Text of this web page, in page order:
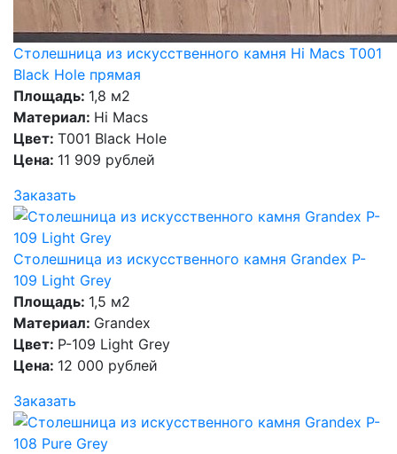
Столешница из искусственного камня Hi Macs T001
Black Hole прямая
Площадь: 1,8 м2
Материал: Hi Macs
Цвет: T001 Black Hole
Цена: 11 909 рублей
Заказать
Столешница из искусственного камня Grandex P-
109 Light Grey
Площадь: 1,5 м2
Материал: Grandex
Цвет: P-109 Light Grey
Цена: 12 000 рублей
Заказать